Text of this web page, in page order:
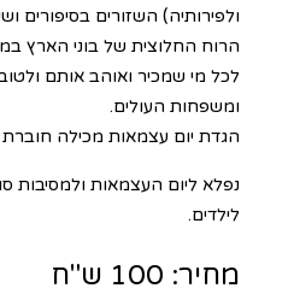
ולפירותיה) השזורים בסיפורים
הרוח החלוצית של בוני הארץ
לכל מי שמכיר ואוהב אותם
ומשפחות העולים.
הגדת יום עצמאות מכילה
נפלא ליום העצמאות ולמסיבות
לילדים.
מחיר: 100 ש"ח